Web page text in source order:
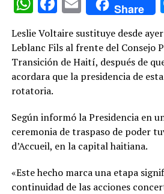
Share
Leslie Voltaire sustituye desde
Leblanc Fils al frente del Consejo
Transición de Haití, después de
acordara que la presidencia de
rotatoria.
Según informó la Presidencia en
ceremonia de traspaso de poder
d’Accueil, en la capital haitiana.
«Este hecho marca una etapa
continuidad de las acciones